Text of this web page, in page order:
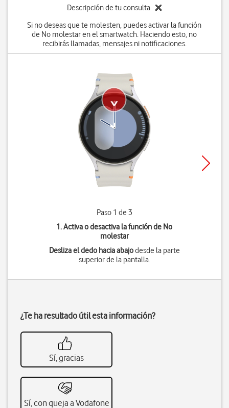
Descripción de tu consulta
Si no deseas que te molesten, puedes activar la función
de No molestar en el smartwatch. Haciendo esto, no
recibirás llamadas, mensajes ni notificaciones.
Paso 1 de 3
1. Activa o desactiva la función de No
molestar
Desliza el dedo hacia abajodesde la parte
superior de la pantalla.
¿Te ha resultado útil esta información?
Sí, gracias
Sí, con queja a Vodafone